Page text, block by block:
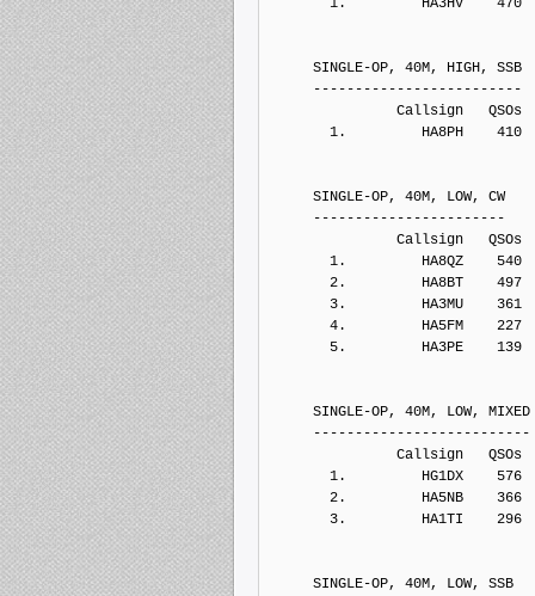
1.         HA3HV    470
SINGLE-OP, 40M, HIGH, SSB
-------------------------
Callsign   QSOs  Points
1.         HA8PH    410
SINGLE-OP, 40M, LOW, CW
-----------------------
Callsign   QSOs  Points
1.         HA8QZ    540
2.         HA8BT    497
3.         HA3MU    361
4.         HA5FM    227
5.         HA3PE    139
SINGLE-OP, 40M, LOW, MIXED
--------------------------
Callsign   QSOs  Points
1.         HG1DX    576
2.         HA5NB    366
3.         HA1TI    296
SINGLE-OP, 40M, LOW, SSB